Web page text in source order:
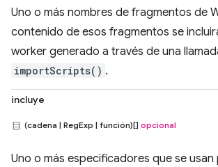
Uno o más nombres de fragmentos de
contenido de esos fragmentos se
worker generado a través de una
importScripts() .
incluye
(cadena | RegExp | función)[] opcional
Uno o más especificadores que se usan